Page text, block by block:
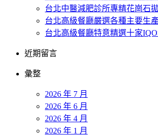
台北中醫減肥診所專精花崗石
台北高級餐廳嚴選各種主要生
台北高級餐廳特意精選十家
近期留言
彙整
2026 年 7 月
2026 年 6 月
2026 年 4 月
2026 年 1 月